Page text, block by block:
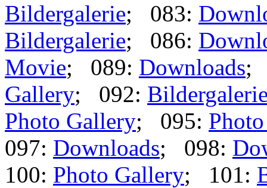
Bildergalerie; 083:
Bildergalerie; 086:
Movie; 089: Downloads;
Gallery; 092:
Photo Gallery; 095:
097: Downloads; 098:
100: Photo Gallery; 101: